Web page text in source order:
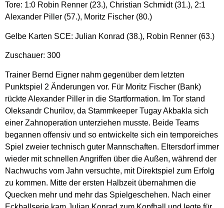
Tore: 1:0 Robin Renner (23.), Christian Schmidt (31.), 2:1
Alexander Piller (57.), Moritz Fischer (80.)
Gelbe Karten SCE: Julian Konrad (38.), Robin Renner (63.)
Zuschauer: 300
Trainer Bernd Eigner nahm gegenüber dem letzten
Punktspiel 2 Änderungen vor. Für Moritz Fischer (Bank)
rückte Alexander Piller in die Startformation. Im Tor stand
Oleksandr Churilov, da Stammkeeper Tugay Akbakla sich
einer Zahnoperation unterziehen musste. Beide Teams
begannen offensiv und so entwickelte sich ein temporeiches
Spiel zweier technisch guter Mannschaften. Eltersdorf immer
wieder mit schnellen Angriffen über die Außen, während der
Nachwuchs vom Jahn versuchte, mit Direktspiel zum Erfolg
zu kommen. Mitte der ersten Halbzeit übernahmen die
Quecken mehr und mehr das Spielgeschehen. Nach einer